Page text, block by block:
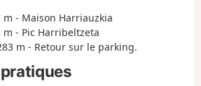
m - Maison Harriauzkia
m - Pic Harribeltzeta
m - Retour sur le parking.